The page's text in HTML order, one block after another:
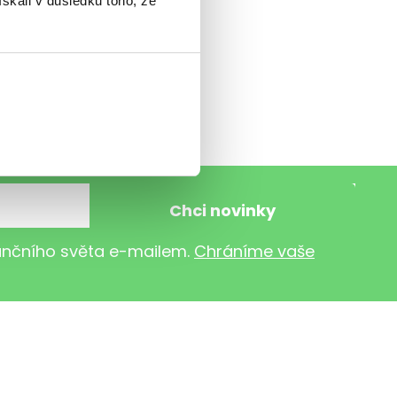
světa e-mailem. Chráníme vaše